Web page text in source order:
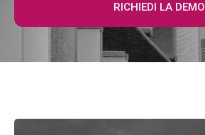
RICHIEDI LA DEMO